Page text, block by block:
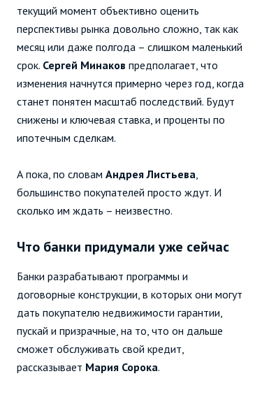
текущий момент объективно оценить
перспективы рынка довольно сложно, так как
месяц или даже полгода – слишком маленький
срок. Сергей Минаков предполагает, что
изменения начнутся примерно через год, когда
станет понятен масштаб последствий. Будут
снижены и ключевая ставка, и проценты по
ипотечным сделкам.
А пока, по словам Андрея Листьева,
большинство покупателей просто ждут. И
сколько им ждать – неизвестно.
Что банки придумали уже сейчас
Банки разрабатывают программы и
договорные конструкции, в которых они могут
дать покупателю недвижимости гарантии,
пускай и призрачные, на то, что он дальше
сможет обслуживать свой кредит,
рассказывает Мария Сорока.